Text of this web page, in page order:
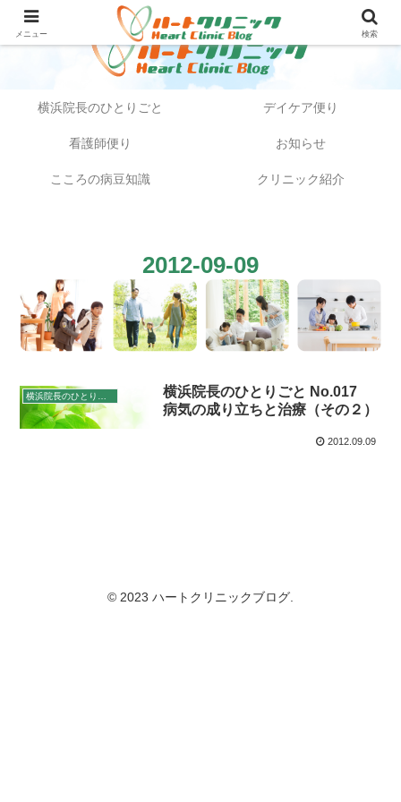
横浜院長のひとりごと デイケア便り
看護師便り お知らせ
こころの病豆知識 クリニック紹介
2012-09-09
横浜院長のひとりごと No.017
病気の成り立ちと治療（その２）
2012.09.09
© 2023 ハートクリニックブログ.
メニュー 検索